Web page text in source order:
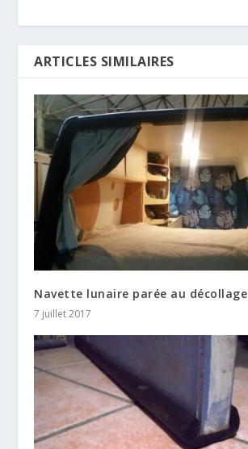
ARTICLES SIMILAIRES
Navette lunaire parée au décollage
7 juillet 2017